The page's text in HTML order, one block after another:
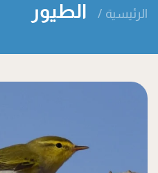
الرئيسية الطيور